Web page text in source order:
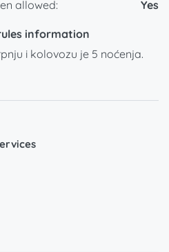
allowed: Yes
information
i kolovozu je 5 noćenja.